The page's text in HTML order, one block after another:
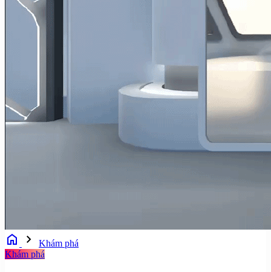
home chevron_right
Khám phá
Khám phá